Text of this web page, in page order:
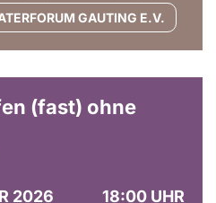
GAUTING E.V.
(fast) ohne
2026 18:00 UHR